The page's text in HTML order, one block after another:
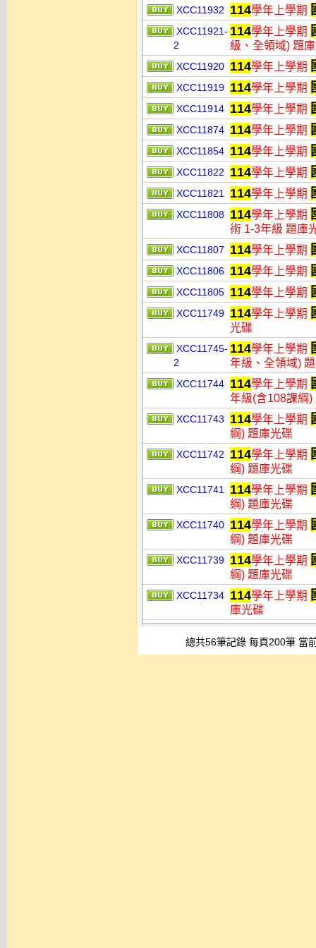
XCC11932 114學年上學期
XCC11921-
2
114學年上學期
級、全領域) 題
XCC11920 114學年上學期
XCC11919 114學年上學期
XCC11914 114學年上學期
XCC11874 114學年上學期
XCC11854 114學年上學期
XCC11822 114學年上學期
XCC11821 114學年上學期
XCC11808 114學年上學期
術 1-3年級 題庫
XCC11807 114學年上學期
XCC11806 114學年上學期
XCC11805 114學年上學期
XCC11749 114學年上學期
光碟
XCC11745-
2
114學年上學期
年級、全領域)
XCC11744 114學年上學期
年級(含108課綱)
XCC11743 114學年上學期
綱) 題庫光碟
XCC11742 114學年上學期
綱) 題庫光碟
XCC11741 114學年上學期
綱) 題庫光碟
XCC11740 114學年上學期
綱) 題庫光碟
XCC11739 114學年上學期
綱) 題庫光碟
XCC11734 114學年上學期
庫光碟
總共56筆記錄 每頁200筆 當